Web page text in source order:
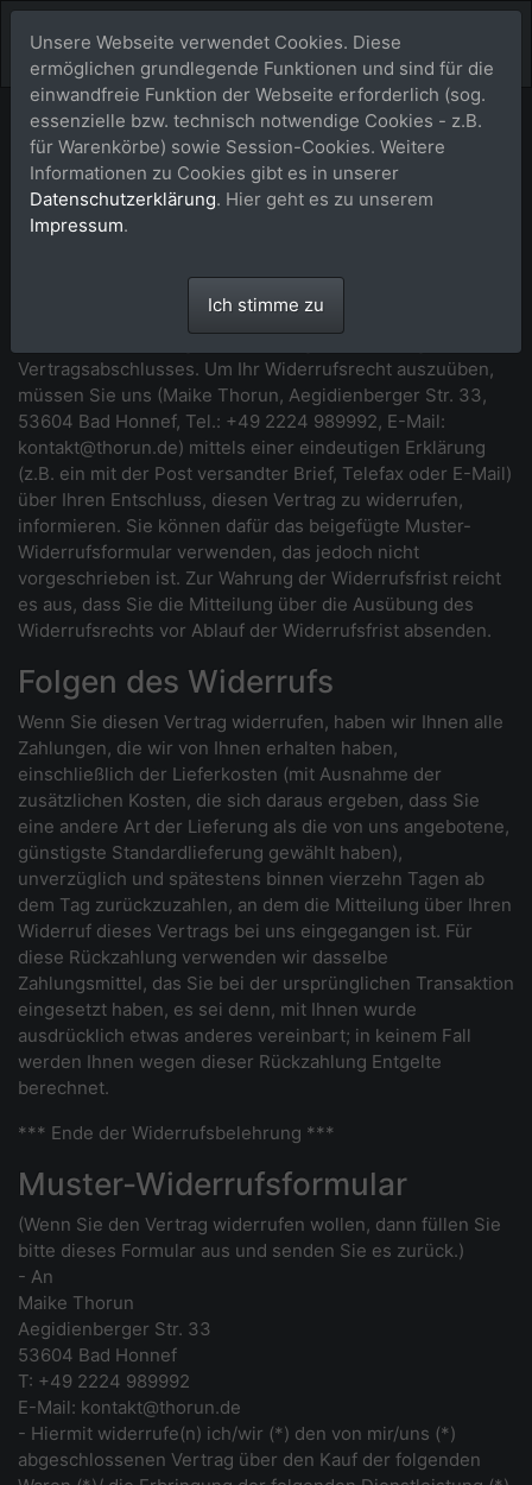
Widerrufsbelehrung
*** Beginn der Widerrufsbelehrung ***
von Gründen diesen Vertrag zu widerrufen. Die
Vertragsabschlusses. Um Ihr Widerrufsrecht auszuüben,
müssen Sie uns (Maike Thorun, Aegidienberger Str. 33,
53604 Bad Honnef, Tel.: +49 2224 989992, E-Mail:
kontakt@thorun.de) mittels einer eindeutigen Erklärung
(z.B. ein mit der Post versandter Brief, Telefax oder E-Mail)
über Ihren Entschluss, diesen Vertrag zu widerrufen,
informieren. Sie können dafür das beigefügte Muster-
Widerrufsformular verwenden, das jedoch nicht
vorgeschrieben ist. Zur Wahrung der Widerrufsfrist reicht
es aus, dass Sie die Mitteilung über die Ausübung des
Widerrufsrechts vor Ablauf der Widerrufsfrist absenden.
Folgen des Widerrufs
Wenn Sie diesen Vertrag widerrufen, haben wir Ihnen alle
Zahlungen, die wir von Ihnen erhalten haben,
einschließlich der Lieferkosten (mit Ausnahme der
zusätzlichen Kosten, die sich daraus ergeben, dass Sie
eine andere Art der Lieferung als die von uns angebotene,
günstigste Standardlieferung gewählt haben),
unverzüglich und spätestens binnen vierzehn Tagen ab
dem Tag zurückzuzahlen, an dem die Mitteilung über Ihren
Widerruf dieses Vertrags bei uns eingegangen ist. Für
diese Rückzahlung verwenden wir dasselbe
Zahlungsmittel, das Sie bei der ursprünglichen Transaktion
eingesetzt haben, es sei denn, mit Ihnen wurde
ausdrücklich etwas anderes vereinbart; in keinem Fall
werden Ihnen wegen dieser Rückzahlung Entgelte
berechnet.
*** Ende der Widerrufsbelehrung ***
Muster-Widerrufsformular
(Wenn Sie den Vertrag widerrufen wollen, dann füllen Sie
bitte dieses Formular aus und senden Sie es zurück.)
- An
Maike Thorun
Aegidienberger Str. 33
53604 Bad Honnef
T: +49 2224 989992
E-Mail: kontakt@thorun.de
- Hiermit widerrufe(n) ich/wir (*) den von mir/uns (*)
abgeschlossenen Vertrag über den Kauf der folgenden
Unsere Webseite verwendet Cookies. Diese
ermöglichen grundlegende Funktionen und sind für die
einwandfreie Funktion der Webseite erforderlich (sog.
essenzielle bzw. technisch notwendige Cookies - z.B.
für Warenkörbe) sowie Session-Cookies. Weitere
Informationen zu Cookies gibt es in unserer
Datenschutzerklärung. Hier geht es zu unserem
Impressum.
Ich stimme zu